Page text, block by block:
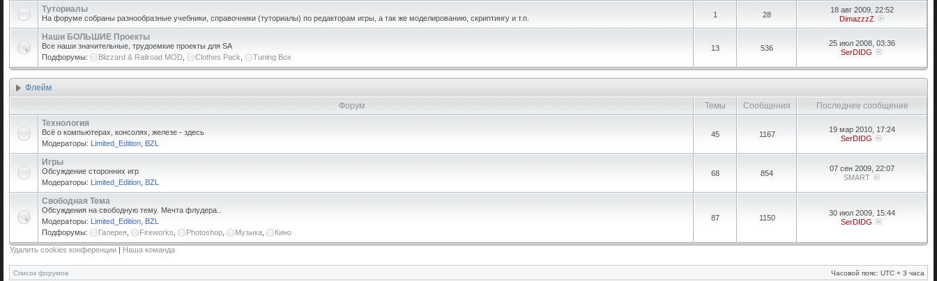
Туториалы
На форуме собраны разнообразные учебники, справочники (туториалы) по редакторам игры, а так же моделированию, скриптингу и т.п. 1 28
18 авг 2009, 22:52
DimazzzZ
Наши БОЛЬШИЕ Проекты
Все наши значительные, трудоемкие проекты для SA
Подфорумы:
Blizzard & Railroad MOD Clothes Pack Tuning Box
13 536
25 июл 2008, 03:36
SerDIDG
Флейм
Форум
Темы Сообщения
Последнее сообщение
Технология
Всё о компьютерах, консолях, железе - здесь
Модераторы: Limited_Edition BZL
45 1167
19 мар 2010, 17:24
SerDIDG
Игры
Обсуждение сторонних игр
Модераторы: Limited_Edition BZL
68 854
07 сен 2009, 22:07
SMART
Свободная Тема
Обсуждения на свободную тему. Мечта флудера..
Модераторы: Limited_Edition BZL
Подфорумы:
Галерея Fireworks Photoshop Музыка Кино
87 1150
30 июл 2009, 15:44
SerDIDG
Удалить cookies конференции | Наша команда
Список форумов Часовой пояс: UTC + 3 часа